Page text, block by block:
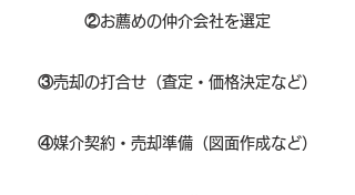
②お薦めの仲介会社を選定
③売却の打合せ（査定・価格決定など）
④媒介契約・売却準備（図面作成など）